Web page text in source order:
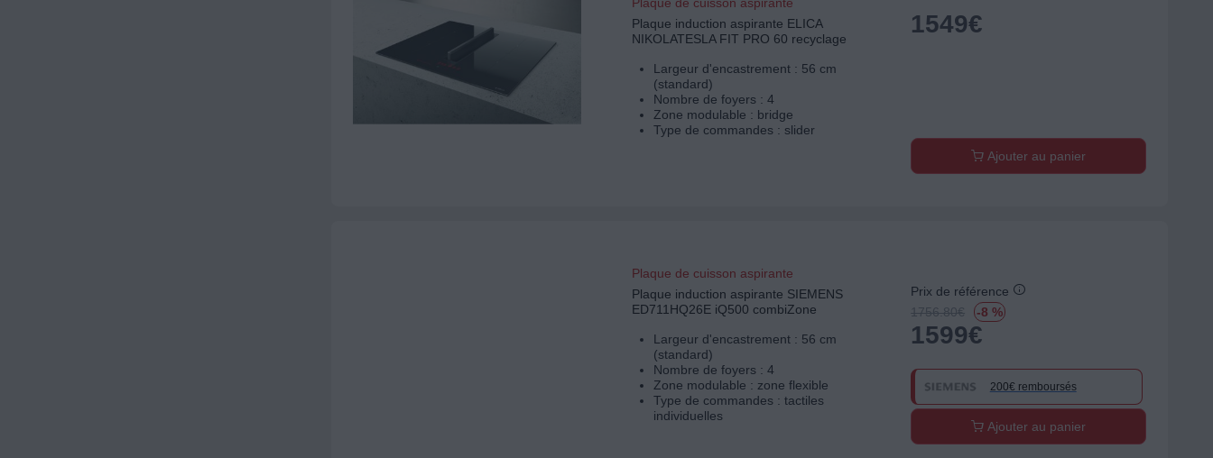
Plaque de cuisson aspirante
Plaque induction aspirante ELICA
NIKOLATESLA FIT PRO 60 recyclage
Largeur d'encastrement : 56 cm
(standard)
Nombre de foyers : 4
Zone modulable : bridge
Type de commandes : slider
1549€
Ajouter au panier
Plaque de cuisson aspirante
Plaque induction aspirante SIEMENS
ED711HQ26E iQ500 combiZone
Largeur d'encastrement : 56 cm
(standard)
Nombre de foyers : 4
Zone modulable : zone flexible
Type de commandes : tactiles
individuelles
Prix de référence
1756.80€ -8 %
1599€
200€ remboursés
Ajouter au panier